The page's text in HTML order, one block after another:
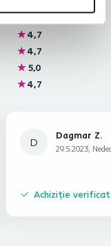
4,7
4,7
4,7
5,0
4,7
D Dagmar Z.
29.5.2023,
Achiziție